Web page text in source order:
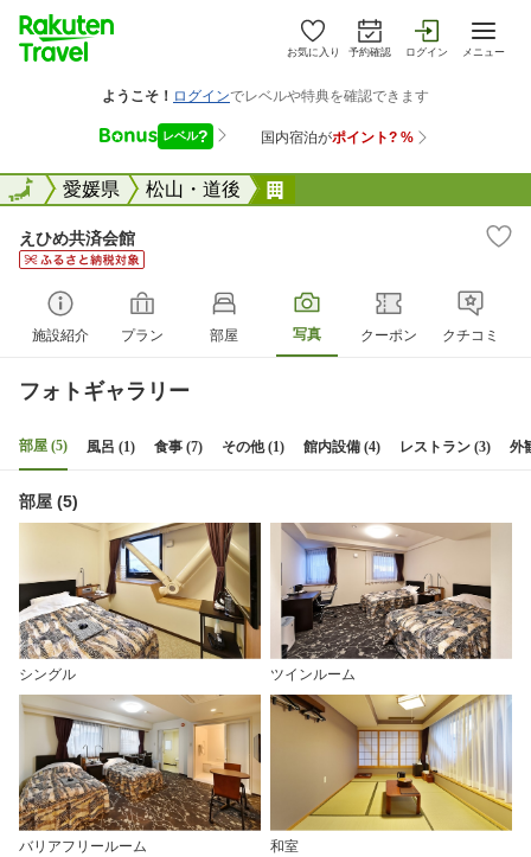
お気に入り 予約確認 ログイン メニュー
全国愛媛県 松山・道後
全国
えひめ共済会館
施設紹介 プラン 部屋 写真 クーポン クチコミ
フォトギャラリー
部屋 (5) 風呂 (1) 食事 (7) その他 (1) 館内設備 (4) レストラン (3) 外
部屋 (5)
シングル ツインルーム
バリアフリールーム 和室